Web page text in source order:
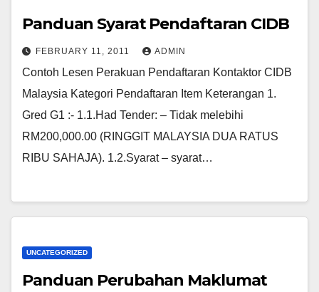
Panduan Syarat Pendaftaran CIDB
FEBRUARY 11, 2011 ADMIN
Contoh Lesen Perakuan Pendaftaran Kontaktor CIDB
Malaysia Kategori Pendaftaran Item Keterangan 1.
Gred G1 :- 1.1.Had Tender: – Tidak melebihi
RM200,000.00 (RINGGIT MALAYSIA DUA RATUS
RIBU SAHAJA). 1.2.Syarat – syarat…
UNCATEGORIZED
Panduan Perubahan Maklumat